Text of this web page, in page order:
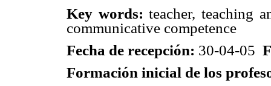
Key words:teacher, teaching
communicative competence
Fecha de recepción: 30-04-05
Formación inicial de los